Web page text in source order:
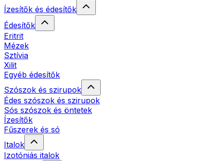
Ízesítők és édesítők
Édesítők
Eritrit
Mézek
Sztívia
Xilit
Egyéb édesítők
Szószok és szirupok
Édes szószok és szirupok
Sós szószok és öntetek
Ízesítők
Fűszerek és só
Italok
Izotóniás italok